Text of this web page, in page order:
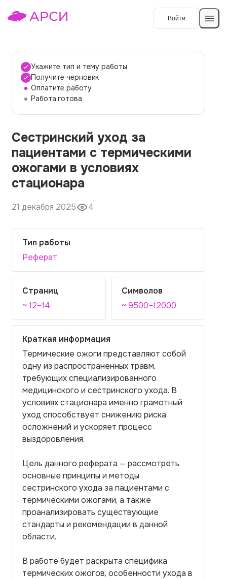
Войти
Темы работ
О сервисе
О компании
Наши гарантии
Порядок оплаты
Контакты
Укажите тип и тему работы
Получите черновик
Оплатите работу
Работа готова
Сестринский уход за
пациентами с термическими
ожогами в условиях
стационара
21 декабря 2025 4
Тип работы
Реферат
Страниц
~ 12–14
Символов
~ 9500–12000
Краткая информация
Термические ожоги представляют собой
одну из распространенных травм,
требующих специализированного
медицинского и сестринского ухода. В
условиях стационара именно грамотный
уход способствует снижению риска
осложнений и ускоряет процесс
выздоровления.
Цель данного реферата — рассмотреть
основные принципы и методы
сестринского ухода за пациентами с
термическими ожогами, а также
проанализировать существующие
стандарты и рекомендации в данной
области.
В работе будет раскрыта специфика
термических ожогов, особенности ухода в